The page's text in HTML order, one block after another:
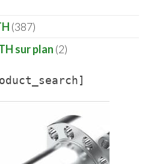
387
sur plan 2